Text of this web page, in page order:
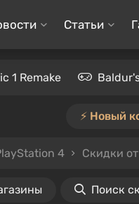
Статьи
1 Remake
⚡️ Новый
4 Скидки от
Поиск